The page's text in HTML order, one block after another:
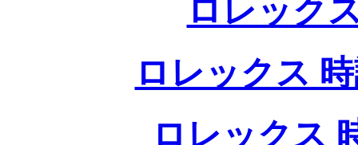
ロレック
ロレックス
ロレックス